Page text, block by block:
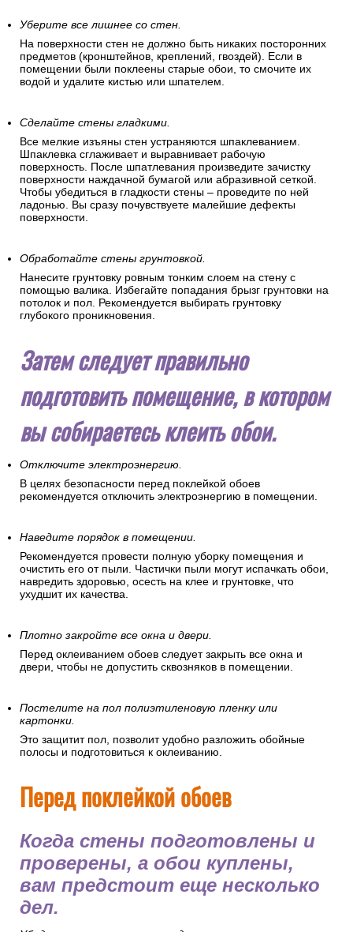
Уберите все лишнее со стен.
На поверхности стен не должно быть никаких посторонних
предметов (кронштейнов, креплений, гвоздей). Если в
помещении были поклеены старые обои, то смочите их
водой и удалите кистью или шпателем.
Сделайте стены гладкими.
Все мелкие изъяны стен устраняются шпаклеванием.
Шпаклевка сглаживает и выравнивает рабочую
поверхность. После шпатлевания произведите зачистку
поверхности наждачной бумагой или абразивной сеткой.
Чтобы убедиться в гладкости стены – проведите по ней
ладонью. Вы сразу почувствуете малейшие дефекты
поверхности.
Обработайте стены грунтовкой.
Нанесите грунтовку ровным тонким слоем на стену с
помощью валика. Избегайте попадания брызг грунтовки на
потолок и пол. Рекомендуется выбирать грунтовку
глубокого проникновения.
Затем следует правильно
подготовить помещение, в котором
вы собираетесь клеить обои.
Отключите электроэнергию.
В целях безопасности перед поклейкой обоев
рекомендуется отключить электроэнергию в помещении.
Наведите порядок в помещении.
Рекомендуется провести полную уборку помещения и
очистить его от пыли. Частички пыли могут испачкать обои,
навредить здоровью, осесть на клее и грунтовке, что
ухудшит их качества.
Плотно закройте все окна и двери.
Перед оклеиванием обоев следует закрыть все окна и
двери, чтобы не допустить сквозняков в помещении.
Постелите на пол полиэтиленовую пленку или
картонки.
Это защитит пол, позволит удобно разложить обойные
полосы и подготовиться к оклеиванию.
Перед поклейкой обоев
Когда стены подготовлены и
проверены, а обои куплены,
вам предстоит еще несколько
дел.